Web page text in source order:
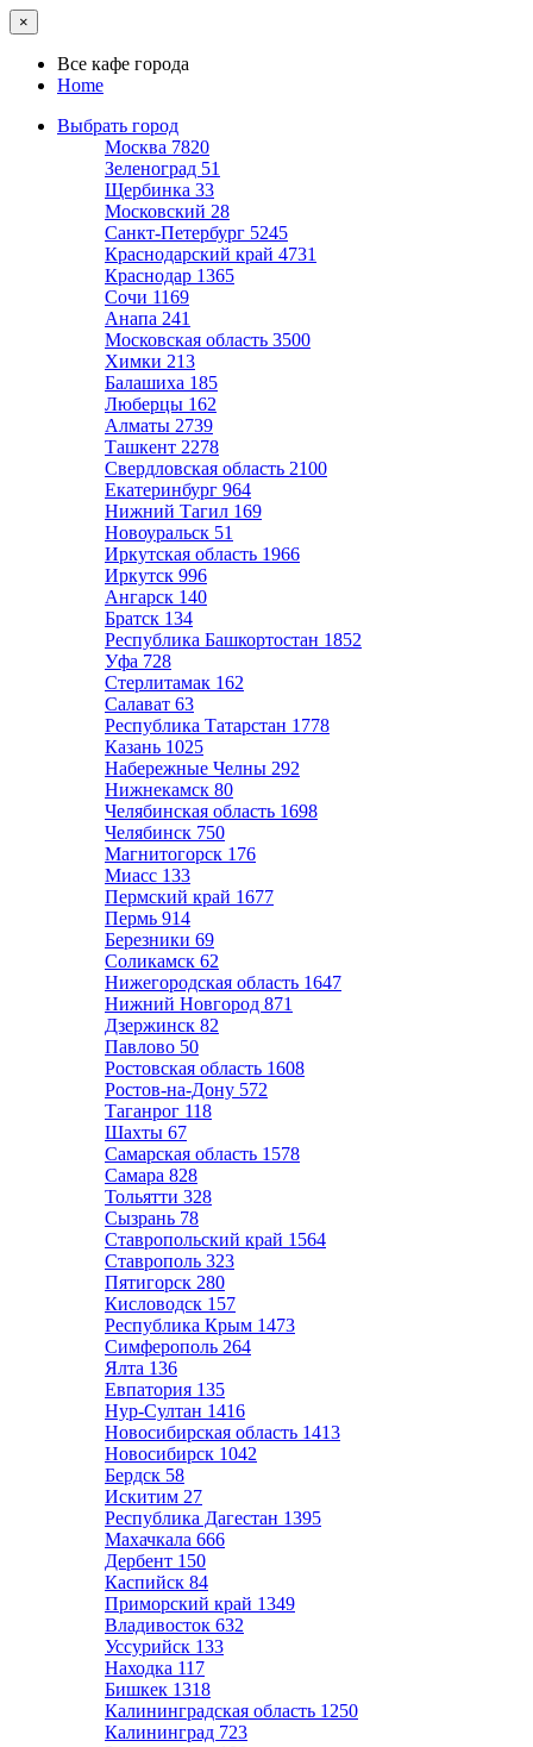
×
Все кафе города
Home
Выбрать город
Москва 7820
Зеленоград 51
Щербинка 33
Московский 28
Санкт-Петербург 5245
Краснодарский край 4731
Краснодар 1365
Сочи 1169
Анапа 241
Московская область 3500
Химки 213
Балашиха 185
Люберцы 162
Алматы 2739
Ташкент 2278
Свердловская область 2100
Екатеринбург 964
Нижний Тагил 169
Новоуральск 51
Иркутская область 1966
Иркутск 996
Ангарск 140
Братск 134
Республика Башкортостан 1852
Уфа 728
Стерлитамак 162
Салават 63
Республика Татарстан 1778
Казань 1025
Набережные Челны 292
Нижнекамск 80
Челябинская область 1698
Челябинск 750
Магнитогорск 176
Миасс 133
Пермский край 1677
Пермь 914
Березники 69
Соликамск 62
Нижегородская область 1647
Нижний Новгород 871
Дзержинск 82
Павлово 50
Ростовская область 1608
Ростов-на-Дону 572
Таганрог 118
Шахты 67
Самарская область 1578
Самара 828
Тольятти 328
Сызрань 78
Ставропольский край 1564
Ставрополь 323
Пятигорск 280
Кисловодск 157
Республика Крым 1473
Симферополь 264
Ялта 136
Евпатория 135
Нур-Султан 1416
Новосибирская область 1413
Новосибирск 1042
Бердск 58
Искитим 27
Республика Дагестан 1395
Махачкала 666
Дербент 150
Каспийск 84
Приморский край 1349
Владивосток 632
Уссурийск 133
Находка 117
Бишкек 1318
Калининградская область 1250
Калининград 723